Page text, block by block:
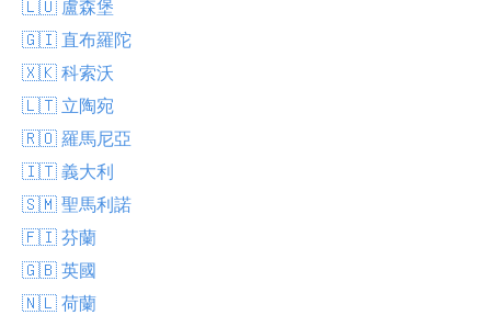
🇱🇺 盧森堡
🇬🇮 直布羅陀
🇽🇰 科索沃
🇱🇹 立陶宛
🇷🇴 羅馬尼亞
🇮🇹 義大利
🇸🇲 聖馬利諾
🇫🇮 芬蘭
🇬🇧 英國
🇳🇱 荷蘭